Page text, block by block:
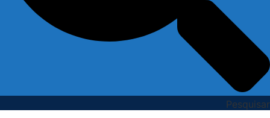
Pesquisar